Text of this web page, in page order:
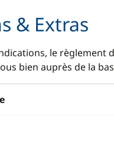
& Extras
le règlement
bien auprès de la